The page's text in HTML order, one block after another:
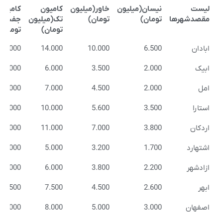
لیست
مقصدشهرها
نیسان(میلیون
تومان)
خاور(میلیون
تومان)
کامیون
تک(میلیون
تومان)
لیست
مقصدشهرها
نیسان(میلیون
خاور(میلیون
کامیون
تومان)
ابادان 6.500
10.000
14.000
ابیک
2.000
3.500
6.000
9.000
امل
2.000
4.500
7.000
استارا
3.500
5.600
10.000
اردکان
3.800
7.000
11.000
اشتهارد
1.700
3.200
5.000
7.000
ازادشهر
2.200
3.800
6.000
9.000
ابهر
2.600
4.500
7.500
اصفهان
3.000
5.000
8.000